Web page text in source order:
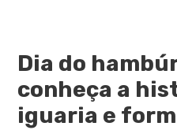
Dia do
conheça a
iguaria e